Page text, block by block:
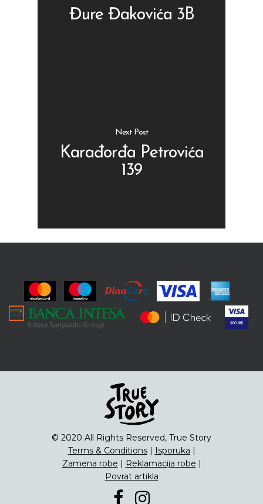
Đure Đakovića 3B
Next Post
Karađorđa Petrovića
139
© 2020 All Rights Reserved, True Story
Terms & Conditions| Isporuka |
Zamena robe | Reklamacija robe |
Povrat artikla
Sušeno Voće